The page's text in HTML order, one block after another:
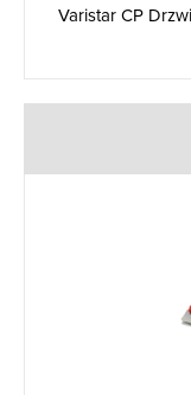
Varistar CP